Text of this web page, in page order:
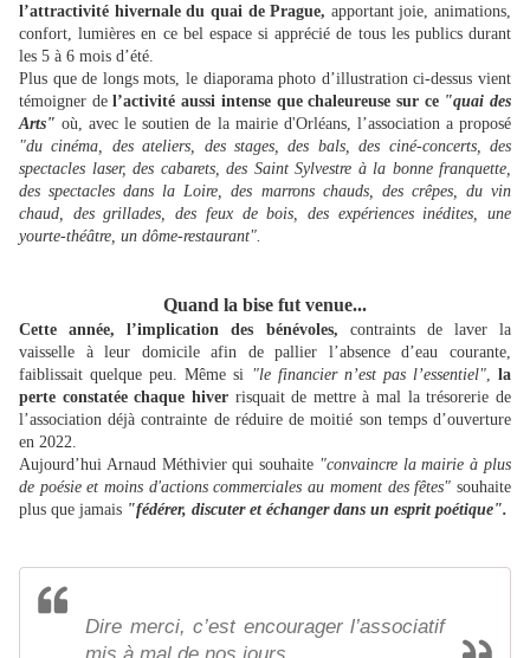
l’attractivité hivernale du quai de Prague, apportant joie, animations,
confort, lumières en ce bel espace si apprécié de tous les publics durant
les 5 à 6 mois d’été.
Plus que de longs mots, le diaporama photo d’illustration ci-dessus vient
témoigner del’activité aussi intense que chaleureuse sur ce "quai des
Arts"où, avec le soutien de la mairie d'Orléans, l’association a proposé
"du cinéma, des ateliers, des stages, des bals, des ciné-concerts, des
spectacles laser, des cabarets, des Saint Sylvestre à la bonne franquette,
des spectacles dans la Loire, des marrons chauds, des crêpes, du vin
chaud, des grillades, des feux de bois, des expériences inédites, une
yourte-théâtre, un dôme-restaurant".
Quand la bise fut venue...
Cette année, l’implication des bénévoles, contraints de laver la
vaisselle à leur domicile afin de pallier l’absence d’eau courante,
faiblissait quelque peu. Même si "le financier n’est pas l’essentiel",la
perte constatée chaque hiver risquait de mettre à mal la trésorerie de
l’association déjà contrainte de réduire de moitié son temps d’ouverture
en 2022.
Aujourd’hui Arnaud Méthivier qui souhaite "convaincre la mairie à plus
de poésie et moins d'actions commerciales au moment des fêtes" souhaite
plus que jamais "fédérer, discuter et échanger dans un esprit poétique".
Dire merci, c’est encourager l’associatif